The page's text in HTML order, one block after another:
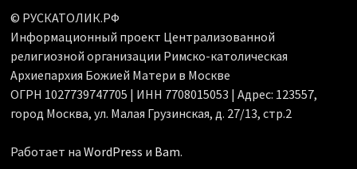
© РУСКАТОЛИК.РФ
Информационный проект Централизованной
религиозной организации Римско-католическая
Архиепархия Божией Матери в Москве
ОГРН 1027739747705 | ИНН 7708015053 | Адрес: 123557,
город Москва, ул. Малая Грузинская, д. 27/13, стр.2
Работает наWordPress и Bam.